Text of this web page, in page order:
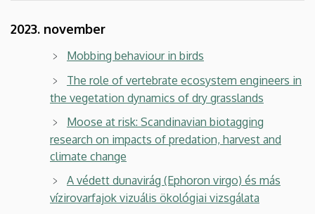
2023. november
Mobbing behaviour in birds
The role of vertebrate ecosystem engineers in
the vegetation dynamics of dry grasslands
Moose at risk: Scandinavian biotagging
research on impacts of predation, harvest and
climate change
A védett dunavirág (Ephoron virgo) és más
vízirovarfajok vizuális ökológiai vizsgálata